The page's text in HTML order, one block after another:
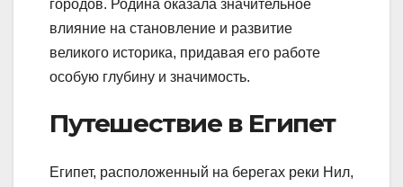
городов. Родина оказала значительное
влияние на становление и развитие
великого историка, придавая его работе
особую глубину и значимость.
Путешествие в Египет
Египет, расположенный на берегах реки Нил,